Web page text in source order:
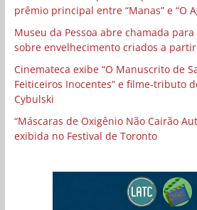
prêmio principal entre “Manas” e “O
Museu da Pessoa abre chamada
sobre envelhecimento criados a
Cinemateca exibe “O Manuscrito de
Feiticeiros Inocentes” e filme-tributo
Cybulski
“Máscaras de Oxigênio Não Cairão
exibida no Festival de Toronto